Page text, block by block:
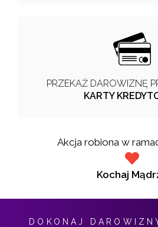
PRZEKAŻ DAROWIZNĘ
KARTY
Akcja robiona w
Kochaj
DOKONAJ